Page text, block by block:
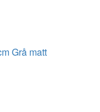
Grå matt